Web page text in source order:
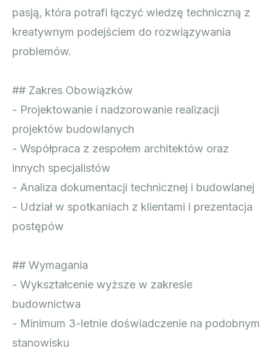
pasją, która potrafi łączyć wiedzę techniczną z
kreatywnym podejściem do rozwiązywania
problemów.
## Zakres Obowiązków
- Projektowanie i nadzorowanie realizacji
projektów budowlanych
- Współpraca z zespołem architektów oraz
innych specjalistów
- Analiza dokumentacji technicznej i budowlanej
- Udział w spotkaniach z klientami i prezentacja
postępów
## Wymagania
- Wykształcenie wyższe w zakresie
budownictwa
- Minimum 3-letnie doświadczenie na podobnym
stanowisku